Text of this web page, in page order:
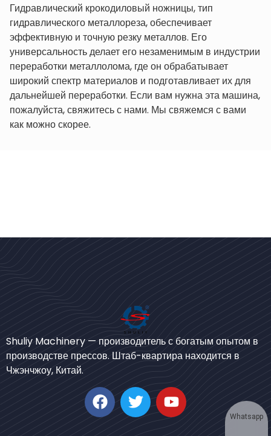
Гидравлический крокодиловый ножницы, тип
гидравлического металлореза, обеспечивает
эффективную и точную резку металлов. Его
универсальность делает его незаменимым в индустрии
переработки металлолома, где он обрабатывает
широкий спектр материалов и подготавливает их для
дальнейшей переработки. Если вам нужна эта машина,
пожалуйста, свяжитесь с нами. Мы свяжемся с вами
как можно скорее.
Shuliy Machinery — производитель с богатым опытом в
производстве прессов. Штаб-квартира находится в
Чжэнчжоу, Китай.
German
Korean
Urdu
Whatsapp